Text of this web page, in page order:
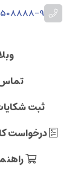
9
تماس
ثبت
درخواست